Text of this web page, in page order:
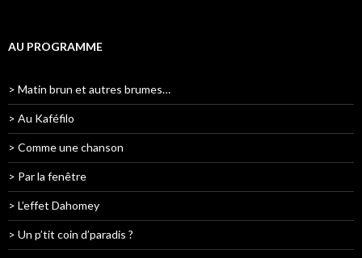
AU PROGRAMME
> Matin brun et autres brumes…
> Au Kaféfilo
> Comme une chanson
> Par la fenêtre
> L’effet Dahomey
> Un p’tit coin d’paradis ?